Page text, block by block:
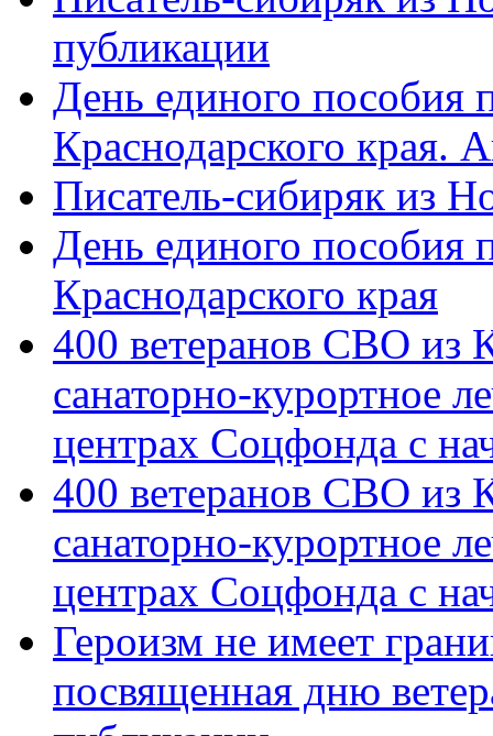
публикации
День единого пособия
Краснодарского края.
Писатель-сибиряк из
День единого пособия
Краснодарского края
400 ветеранов СВО из
санаторно-курортное
центрах Соцфонда с
400 ветеранов СВО из
санаторно-курортное
центрах Соцфонда с
Героизм не имеет
посвященная дню